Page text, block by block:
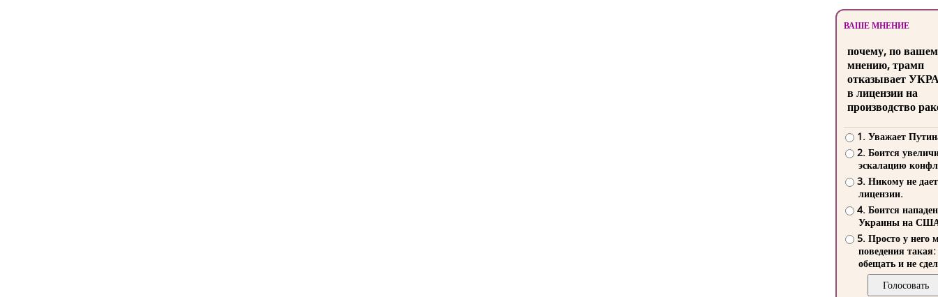
ВАШЕ МНЕНИЕ
почему, по
мнению, трамп
отказывает
в лицензии на
производство
1. Уважает
2. Боится
эскалацию
3. Никому не
лицензии.
4. Боится
Украины на
5. Просто у него
поведения такая:
обещать и не